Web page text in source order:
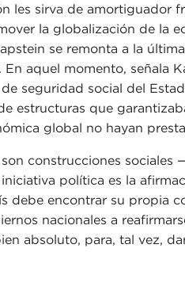
les sirva de amortiguador
la globalización de la
se remonta a la
aquel momento, señala
seguridad social del
estructuras que
global no hayan
construcciones
política es la
debe encontrar su propia
nacionales a
absoluto, para, tal vez,